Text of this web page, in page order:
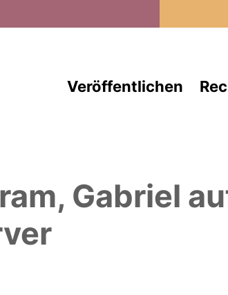
Veröffentlichen
Gabriel